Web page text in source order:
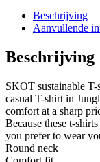
Beschrijving
Aanvullende
Beschrijving
SKOT sustainable
casual T-shirt in
comfort at a sharp
Because these t-
you prefer to wear
Round neck